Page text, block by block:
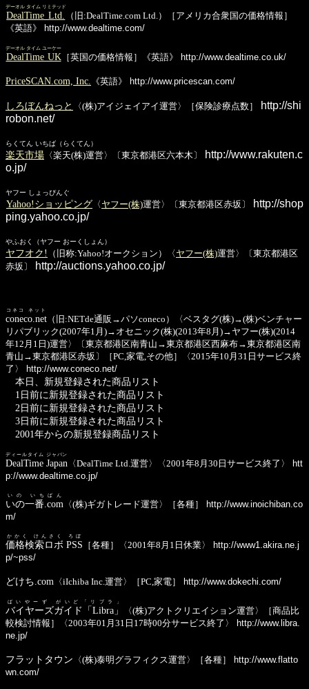
DealTime Ltd.
デーオル タイム リミテッド
（旧:DealTime.com Ltd.）［アメリカ合衆国の価格情報］
《英語》
http://www.dealtime.com/
DealTime UK
デーオル タイム ユーケー
［英国の価格情報］《英語》 http://www.dealtime.co.uk/
PriceSCAN.com, Inc. 《英語》 http://www.pricescan.com/
しろぼんねっと 〈(株)アイジェイアイ運営〉［保険診療点数］
http://shi
robon.net/
らくてん いちば（らくてん）
楽天市場 〈楽天(株)運営〉〔東京都港区六本木〕
http://www.rakuten.c
o.jp/
ヤフー しょっぴんぐ
Yahoo!ショッピング 〈 ヤフー(株)運営〉〔東京都港区赤坂〕
http://shop
ping.yahoo.co.jp/
やふおく（ヤフー おーくしょん）
ヤフオク! （旧称:Yahoo!オークション）〈 ヤフー(株)運営〉〔東京都港区
赤坂〕
http://auctions.yahoo.co.jp/
coneco.net
コネコ ネット
（旧:NETde通販→パソconeco）〈ベスタグ(株)→(株)ベンチャー
リパブリック(2007年1月)→オセニック(株)(2013年8月)→ヤフー(株)(2014
年12月1日)運営〉〔東京都港区南青山→東京都港区西麻布→東京都港区南
青山→東京都港区赤坂〕［PC,家電,その他］〈2015年10月31日サービス終
了〉
http://www.coneco.net/
本日、新規登録された商品リスト
1日前に新規登録された商品リスト
2日前に新規登録された商品リスト
3日前に新規登録された商品リスト
2001年からの新規登録商品リスト
DealTime Japan
ディールタイム ジャパン
〈DealTime Ltd.運営〉〈2001年8月30日サービス終了〉
htt
p://www.dealtime.co.jp/
いの一番.com
いの いちばん
〈(株)ギガトレード運営〉［各種］
http://www.inoichiban.co
m/
価格検索ロボ PSS
かかく けんさく ろぼ
［各種］〈2001年8月1日休業〉
http://www1.akira.ne.j
p/~pss/
どけち.com 〈iIchiba Inc.運営〉［PC,家電］ http://www.dokechi.com/
バイヤーズガイド「Libra」
ばいやーず がいど「リブラ」
〈(株)アクトクリエイション運営〉［商品比
較検討情報］〈2003年01月31日17時00分サービス終了〉
http://www.libra.
ne.jp/
フラットタウン 〈(株)泰明グラフィクス運営〉［各種］
http://www.flatto
wn.com/